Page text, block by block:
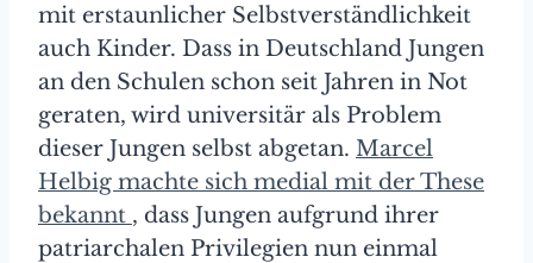
mit erstaunlicher Selbstverständlichkeit
auch Kinder. Dass in Deutschland Jungen
an den Schulen schon seit Jahren in Not
geraten, wird universitär als Problem
dieser Jungen selbst abgetan. Marcel
Helbig machte sich medial mit der These
bekannt , dass Jungen aufgrund ihrer
patriarchalen Privilegien nun einmal